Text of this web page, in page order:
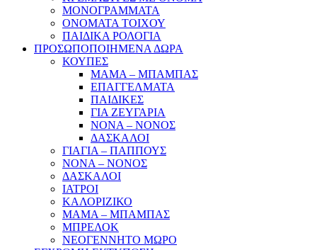
ΜΟΝΟΓΡΑΜΜΑΤΑ
ΟΝΟΜΑΤΑ ΤΟΙΧΟΥ
ΠΑΙΔΙΚΑ ΡΟΛΟΓΙΑ
ΠΡΟΣΩΠΟΠΟΙΗΜΕΝΑ ΔΩΡΑ
ΚΟΥΠΕΣ
ΜΑΜΑ – ΜΠΑΜΠΑΣ
ΕΠΑΓΓΕΛΜΑΤΑ
ΠΑΙΔΙΚΕΣ
ΓΙΑ ΖΕΥΓΑΡΙΑ
ΝΟΝΑ – ΝΟΝΟΣ
ΔΑΣΚΑΛΟΙ
ΓΙΑΓΙΑ – ΠΑΠΠΟΥΣ
ΝΟΝΑ – ΝΟΝΟΣ
ΔΑΣΚΑΛΟΙ
ΙΑΤΡΟΙ
ΚΑΛΟΡΙΖΙΚΟ
ΜΑΜΑ – ΜΠΑΜΠΑΣ
ΜΠΡΕΛΟΚ
ΝΕΟΓΕΝΝΗΤΟ ΜΩΡΟ